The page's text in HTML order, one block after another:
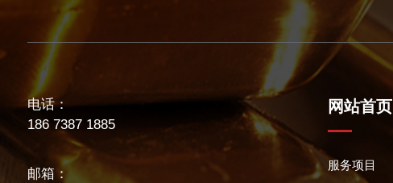
电话：
186 7387 1885
邮箱：
网站首页
服务项目